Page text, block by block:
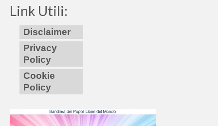
Link Utili:
Disclaimer
Privacy
Policy
Cookie
Policy